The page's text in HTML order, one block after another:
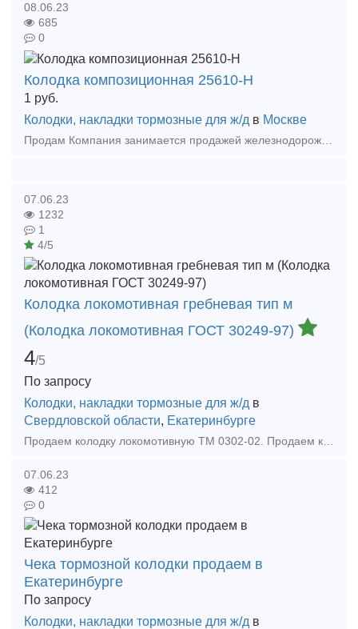
08.06.23
685
0
Колодка композиционная 25610-Н
1 руб.
Колодки, накладки тормозные для ж/д в Москве
07.06.23
1232
1
4/5
Колодка локомотивная гребневая тип м
(Колодка локомотивная ГОСТ 30249-97)
4/5
По запросу
Колодки, накладки тормозные для ж/д в
Свердловской области, Екатеринбурге
07.06.23
412
0
Чека тормозной колодки продаем в
Екатеринбурге
По запросу
Колодки, накладки тормозные для ж/д в